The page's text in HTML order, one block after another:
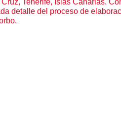
Tenerife, Islas Canarias.
detalle del proceso de